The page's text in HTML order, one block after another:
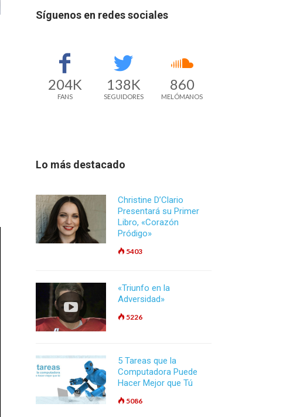
Síguenos en redes sociales
204K
FANS
138K
SEGUIDORES
860
MELÓMANOS
Lo más destacado
Christine D’Clario
Presentará su Primer
Libro, «Corazón
Pródigo»
5403
«Triunfo en la
Adversidad»
5226
5 Tareas que la
Computadora Puede
Hacer Mejor que Tú
5086